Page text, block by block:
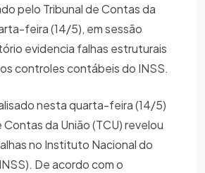
pelo Tribunal de Contas da
feira (14/5), em sessão
evidencia falhas estruturais
controles contábeis do INSS.
nesta quarta-feira (14/5)
Contas da União (TCU) revelou
no Instituto Nacional do
De acordo com o